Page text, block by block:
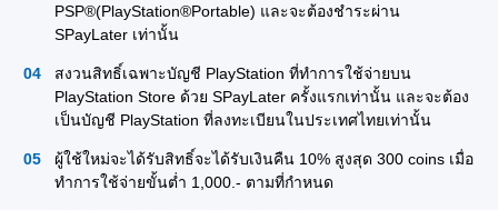
PSP®(PlayStation®Portable) และจะต้องชำระผ่าน
SPayLater เท่านั้น
สงวนสิทธิ์เฉพาะบัญชี PlayStation ที่ทำการใช้จ่ายบน
PlayStation Store ด้วย SPayLater ครั้งแรกเท่านั้น และจะต้อง
เป็นบัญชี PlayStation ที่ลงทะเบียนในประเทศไทยเท่านั้น
ผู้ใช้ใหม่จะได้รับสิทธิ์จะได้รับเงินคืน 10% สูงสุด 300 coins เมื่อ
ทำการใช้จ่ายขั้นต่ำ 1,000.- ตามที่กำหนด